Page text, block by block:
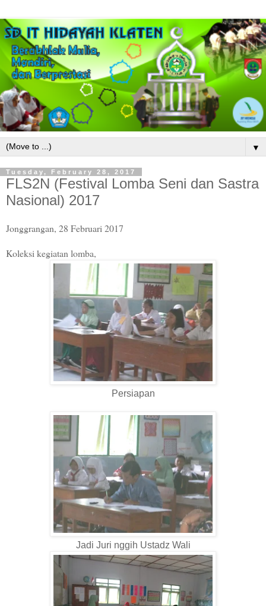
▼
Tuesday, February 28, 2017
FLS2N (Festival Lomba Seni dan Sastra
Nasional) 2017
Jonggrangan, 28 Februari 2017
Koleksi kegiatan lomba,
Persiapan
Jadi Juri nggih Ustadz Wali